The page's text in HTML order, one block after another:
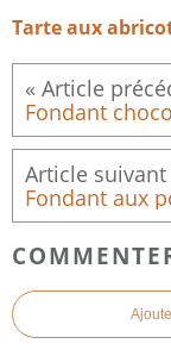
Tarte aux
Fondant